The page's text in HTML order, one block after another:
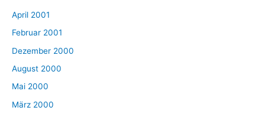
April 2001
Februar 2001
Dezember 2000
August 2000
Mai 2000
März 2000